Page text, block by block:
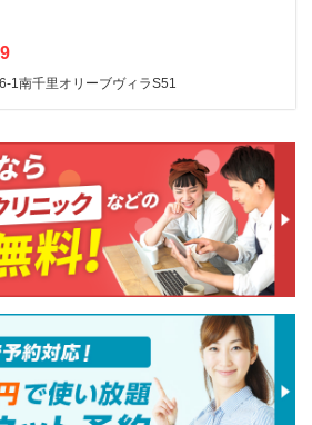
1南千里オリーブヴィラS51